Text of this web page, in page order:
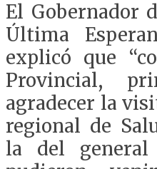
El Gobernador
Última
explicó que
Provincial,
agradecer la
regional de
la del general